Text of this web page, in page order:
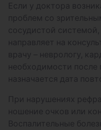
Если у доктора
проблем со
сосудистой
направляет на
врачу – неврологу,
необходимости после
назначается дата
При нарушениях
ношение очков или
Воспалительные